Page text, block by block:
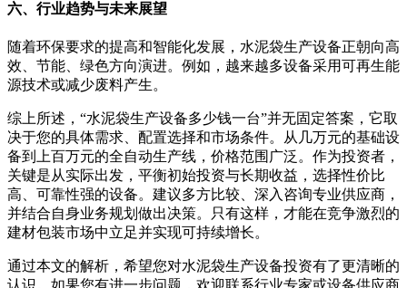
六、行业趋势与未来展望
随着环保要求的提高和智能化发展，水泥袋生产设备正朝向高
效、节能、绿色方向演进。例如，越来越多设备采用可再生能
源技术或减少废料产生。
综上所述，“水泥袋生产设备多少钱一台”并无固定答案，它取
决于您的具体需求、配置选择和市场条件。从几万元的基础设
备到上百万元的全自动生产线，价格范围广泛。作为投资者，
关键是从实际出发，平衡初始投资与长期收益，选择性价比
高、可靠性强的设备。建议多方比较、深入咨询专业供应商，
并结合自身业务规划做出决策。只有这样，才能在竞争激烈的
建材包装市场中立足并实现可持续增长。
通过本文的解析，希望您对水泥袋生产设备投资有了更清晰的
认识。如果您有进一步问题，欢迎联系行业专家或设备供应商